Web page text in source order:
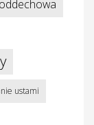
ustami